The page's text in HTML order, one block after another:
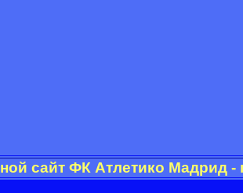
сайт ФК Атлетико Мадрид